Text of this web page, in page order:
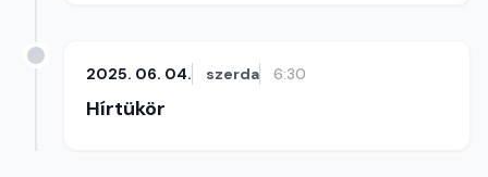
2025. 06. 04. szerda 6:30
Hírtükör